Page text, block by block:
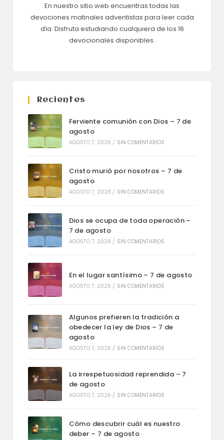
En nuestro sitio web encuentras todas las
devociones matinales adventistas para leer cada
día. Disfruta estudiando cualquiera de los 16
devocionales disponibles.
Recientes
Ferviente comunión con Dios – 7 de
agosto
AGOSTO 7, 2026 / SIN COMENTARIOS
Cristo murió por nosotros – 7 de
agosto
AGOSTO 7, 2026 / SIN COMENTARIOS
Dios se ocupa de toda operación –
7 de agosto
AGOSTO 7, 2026 / SIN COMENTARIOS
En el lugar santísimo – 7 de agosto
AGOSTO 7, 2026 / SIN COMENTARIOS
Algunos prefieren la tradición a
obedecer la ley de Dios – 7 de
agosto
AGOSTO 7, 2026 / SIN COMENTARIOS
La irrespetuosidad reprendida – 7
de agosto
AGOSTO 7, 2026 / SIN COMENTARIOS
Cómo descubrir cuál es nuestro
deber – 7 de agosto